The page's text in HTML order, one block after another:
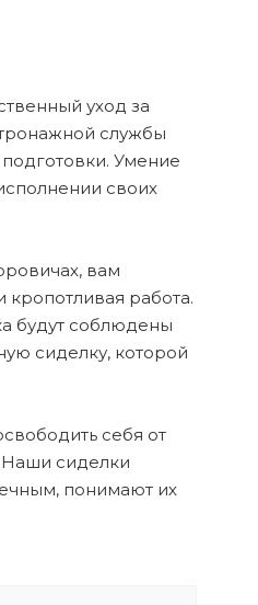
уход за
службы
Умение
своих
вам
работа.
будут соблюдены
сиделку, которой
себя от
Наши сиделки
понимают их